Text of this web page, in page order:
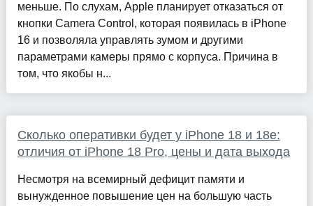
меньше. По слухам, Apple планирует отказаться от
кнопки Camera Control, которая появилась в iPhone
16 и позволяла управлять зумом и другими
параметрами камеры прямо с корпуса. Причина в
том, что якобы н...
Сколько оперативки будет у iPhone 18 и 18e:
отличия от iPhone 18 Pro, цены и дата выхода
Несмотря на всемирный дефицит памяти и
вынужденное повышение цен на большую часть